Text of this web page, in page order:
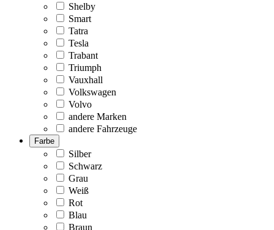
Shelby
Smart
Tatra
Tesla
Trabant
Triumph
Vauxhall
Volkswagen
Volvo
andere Marken
andere Fahrzeuge
Farbe
Silber
Schwarz
Grau
Weiß
Rot
Blau
Braun